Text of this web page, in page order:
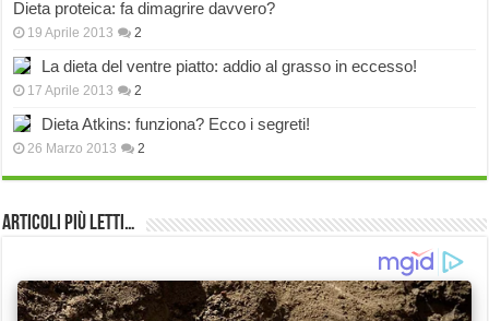
Dieta proteica: fa dimagrire davvero?
19 Aprile 2013 2
La dieta del ventre piatto: addio al grasso in eccesso!
17 Aprile 2013 2
Dieta Atkins: funziona? Ecco i segreti!
26 Marzo 2013 2
Articoli più Letti…